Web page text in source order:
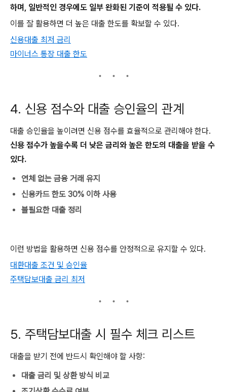
하며, 일반적인 경우에도 일부 완화된 기준이 적용될 수 있다.
이를 잘 활용하면 더 높은 대출 한도를 확보할 수 있다.
신용대출 최저 금리
마이너스 통장 대출 한도
4. 신용 점수와 대출 승인율의 관계
대출 승인율을 높이려면 신용 점수를 효율적으로 관리해야 한다.
신용 점수가 높을수록 더 낮은 금리와 높은 한도의 대출을 받을 수
있다.
연체 없는 금융 거래 유지
신용카드 한도 30% 이하 사용
불필요한 대출 정리
이런 방법을 활용하면 신용 점수를 안정적으로 유지할 수 있다.
대환대출 조건 및 승인율
주택담보대출 금리 최저
5. 주택담보대출 시 필수 체크 리스트
대출을 받기 전에 반드시 확인해야 할 사항:
대출 금리 및 상환 방식 비교